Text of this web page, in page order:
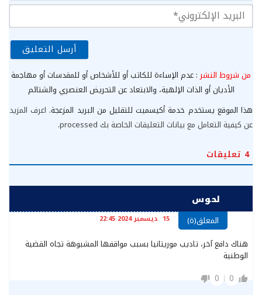
من شروط النشر : عدم الإساءة للكاتب أو للأشخاص أو للمقدسات أو مهاجمة
الأديان أو الذات الإلهية، والابتعاد عن التحريض العنصري والشتائم
هذا الموقع يستخدم خدمة أكيسميت للتقليل من البريد المزعجة. اعرف المزيد
عن كيفية التعامل مع بيانات التعليقات الخاصة بك processed
.
4 تعليقات
لحوس
المعلق(ة) 15 ديسمبر 2024 22:45
هناك دافع آخر، تاديب موريتانيا بسبب مواقفها المشبوهة تجاه القضية
الوطنية
0
0